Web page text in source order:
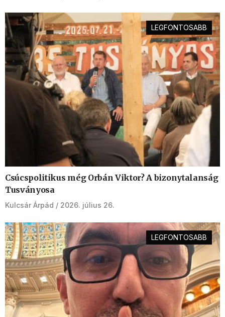
LEGFONTOSABB
Csúcspolitikus még Orbán Viktor? A bizonytalanság
Tusványosa
Kulcsár Árpád 2026. július 26.
LEGFONTOSABB